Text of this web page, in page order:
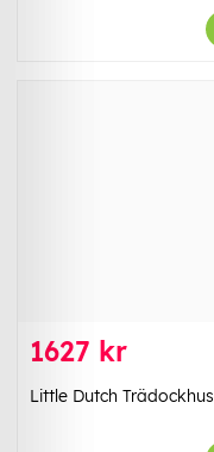
1627 kr
Little Dutch Trädockhus